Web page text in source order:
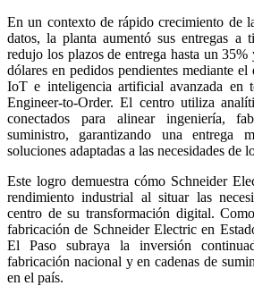
En un contexto de rápido crecimiento de
datos, la planta aumentó sus entregas a
redujo los plazos de entrega hasta un
dólares en pedidos pendientes mediante el
IoT e inteligencia artificial avanzada en
Engineer-to-Order. El centro utiliza
conectados para alinear ingeniería,
suministro, garantizando una entrega
soluciones adaptadas a las necesidades de
Este logro demuestra cómo Schneider
rendimiento industrial al situar las
centro de su transformación digital.
fabricación de Schneider Electric en
El Paso subraya la inversión
fabricación nacional y en cadenas de
en el país.